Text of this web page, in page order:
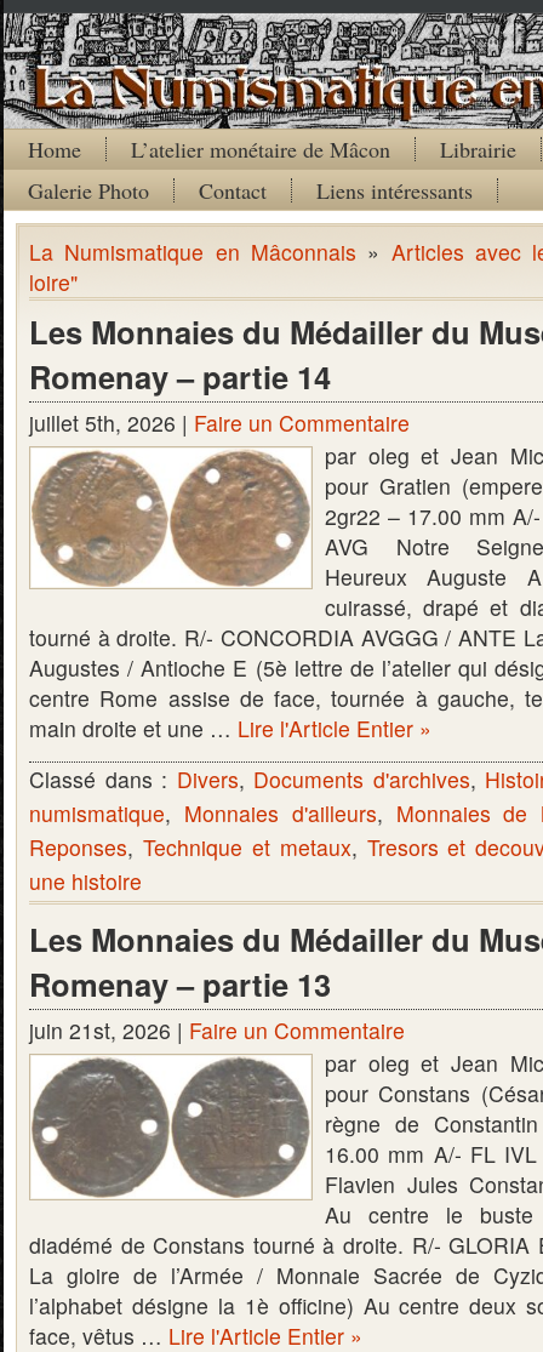
Home L’atelier monétaire de Mâcon
Librairie
Galerie Photo
Contact Liens intéressants
La Numismatique en Mâconnais » Articles avec
loire"
Les Monnaies du Médailler du
Romenay – partie 14
juillet 5th, 2026 | Faire un Commentaire
par oleg et Jean
pour Gratien
2gr22 – 17.00 mm
AVG Notre
Heureux Auguste
cuirassé, drapé et
tourné à droite. R/- CONCORDIA AVGGG / ANTE
Augustes / Antioche E (5è lettre de l’atelier qui
centre Rome assise de face, tournée à gauche,
main droite et une … Lire l'Article Entier »
Classé dans : Divers, Documents d'archives,
numismatique, Monnaies d'ailleurs, Monnaies de
Reponses, Technique et metaux, Tresors et
une histoire
Les Monnaies du Médailler du
Romenay – partie 13
juin 21st, 2026 | Faire un Commentaire
par oleg et Jean
pour Constans
règne de
16.00 mm A/- FL
Flavien Jules
Au centre le buste
diadémé de Constans tourné à droite. R/- GLORIA
La gloire de l’Armée / Monnaie Sacrée de
l’alphabet désigne la 1è officine) Au centre deux
face, vêtus … Lire l'Article Entier »